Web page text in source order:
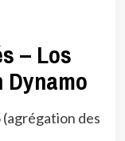
– Los
Dynamo
(agrégation des